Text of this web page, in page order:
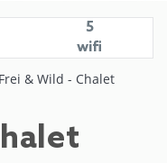
5
wifi
& Wild - Chalet